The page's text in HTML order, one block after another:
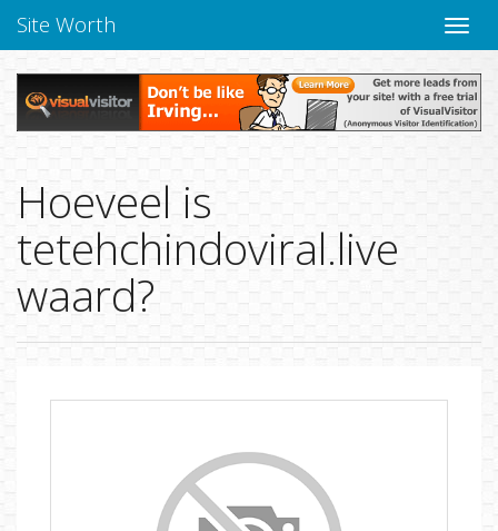
Site Worth
Hoeveel is
tetehchindoviral.live
waard?